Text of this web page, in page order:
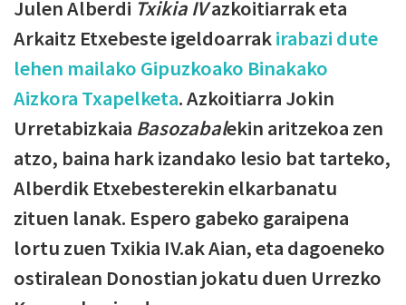
Julen Alberdi Txikia IVazkoitiarrak eta
Arkaitz Etxebeste igeldoarrakirabazi dute
lehen mailako Gipuzkoako Binakako
Aizkora Txapelketa. Azkoitiarra Jokin
Urretabizkaia Basozabalekin aritzekoa zen
atzo, baina hark izandako lesio bat tarteko,
Alberdik Etxebesterekin elkarbanatu
zituen lanak. Espero gabeko garaipena
lortu zuen Txikia IV.ak Aian, eta dagoeneko
ostiralean Donostian jokatu duen Urrezko